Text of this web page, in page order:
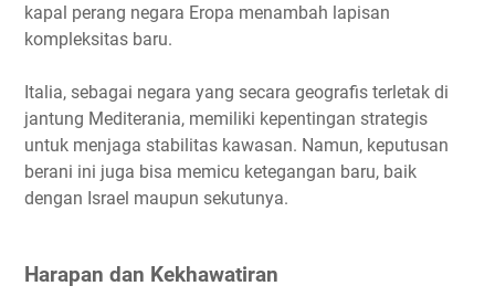
kapal perang negara Eropa menambah lapisan
kompleksitas baru.
Italia, sebagai negara yang secara geografis terletak di
jantung Mediterania, memiliki kepentingan strategis
untuk menjaga stabilitas kawasan. Namun, keputusan
berani ini juga bisa memicu ketegangan baru, baik
dengan Israel maupun sekutunya.
Harapan dan Kekhawatiran